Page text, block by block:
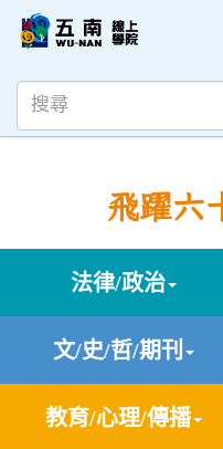
飛躍六
法律/政治
文/史/哲/期刊
教育/心理/傳播